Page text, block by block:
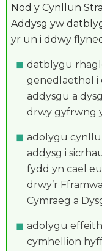
Nod y Cynllun
Addysg yw
yr un i ddwy
datblygu
genedlaethol
addysgu a
drwy gyfrwng
adolygu
addysg i
fydd yn cael
drwy’r
Cymraeg a
adolygu
cymhellion